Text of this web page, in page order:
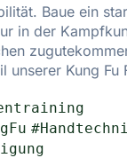
Baue ein
in der
unserer Kung Fu